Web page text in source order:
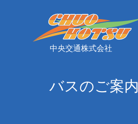
中央交通株式会社
バスのご案内